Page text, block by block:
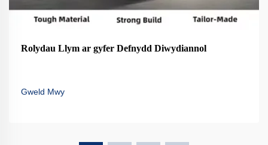
Rolydau Llym ar gyfer Defnydd Diwydiannol
Gweld Mwy